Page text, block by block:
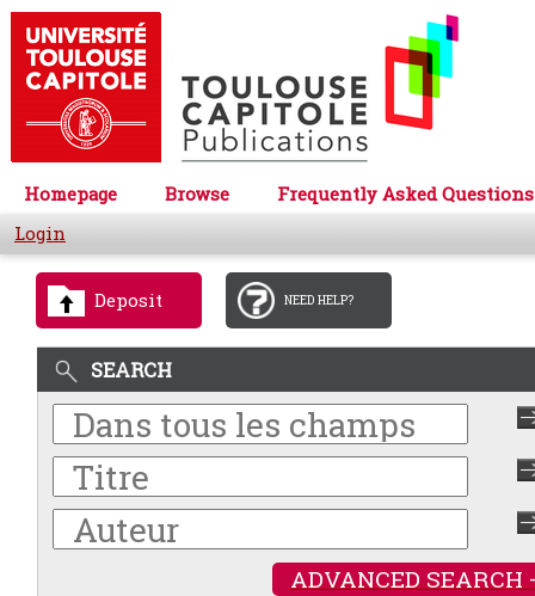
Homepage Browse
Frequently Asked Questions
Login
Deposit NEED HELP?
SEARCH
ADVANCED SEARCH